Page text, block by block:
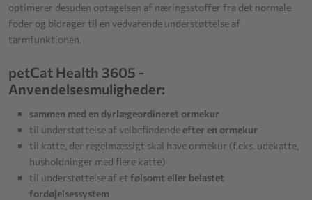
optimerer desuden optagelsen af næringsstoffer fra det normale
foder og bidrager til en vedvarende understøttelse af
tarmfunktionen.
petCat Health 3605 -
Anvendelsesmuligheder:
sammen med en dyrlægeordineret ormekur
til understøttelse af velbefindende efter en ormekur
til katte, der regelmæssigt skal have ormekur (f.eks. udekatte,
husholdninger med flere katte)
til understøttelse af et følsomt eller belastet
fordøjelsessystem